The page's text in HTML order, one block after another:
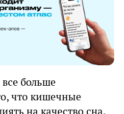
больше
что кишечные
на качество сна.